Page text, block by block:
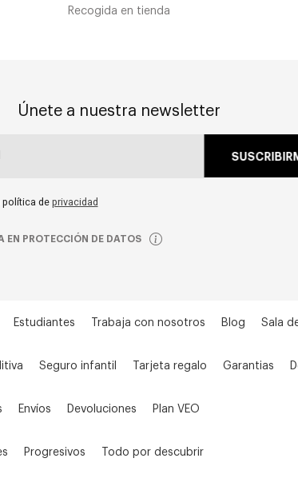
Recogida en tienda
Únete a nuestra newsletter
política deprivacidad
EN PROTECCIÓN DE DATOS
Estudiantes Trabaja con nosotros Blog Sala
Seguro infantil Tarjeta regalo Garantias
Envíos Devoluciones Plan VEO
Progresivos Todo por descubrir